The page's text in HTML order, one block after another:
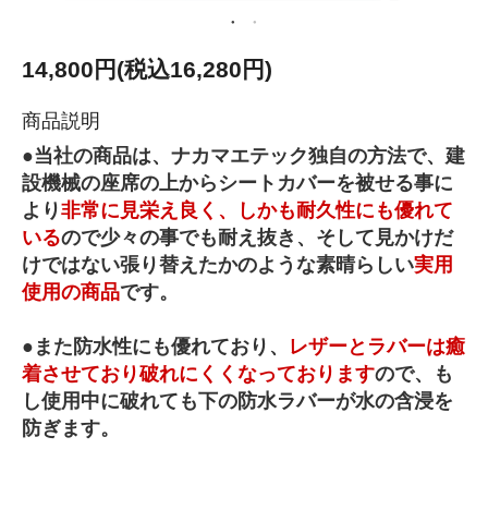
14,800円(税込16,280円)
商品説明
●当社の商品は、ナカマエテック独自の方法で、建
設機械の座席の上からシートカバーを被せる事に
より非常に見栄え良く、しかも耐久性にも優れて
いるので少々の事でも耐え抜き、そして見かけだ
けではない張り替えたかのような素晴らしい実用
使用の商品です。
●また防水性にも優れており、 レザーとラバーは癒
着させており破れにくくなっておりますので、も
し使用中に破れても下の防水ラバーが水の含浸を
防ぎます。